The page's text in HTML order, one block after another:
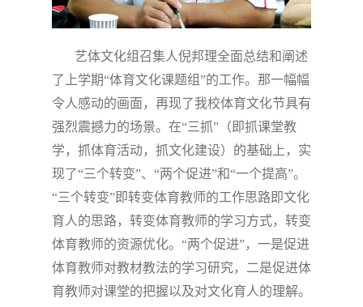
艺体文化组召集人倪邦理全面总结和阐述
了上学期“体育文化课题组”的工作。那一幅幅
令人感动的画面，再现了我校体育文化节具有
强烈震撼力的场景。在“三抓”（即抓课堂教
学，抓体育活动，抓文化建设）的基础上，实
现了“三个转变”、“两个促进”和“一个提高”。
“三个转变”即转变体育教师的工作思路即文化
育人的思路，转变体育教师的学习方式，转变
体育教师的资源优化。“两个促进”，一是促进
体育教师对教材教法的学习研究，二是促进体
育教师对课堂的把握以及对文化育人的理解。